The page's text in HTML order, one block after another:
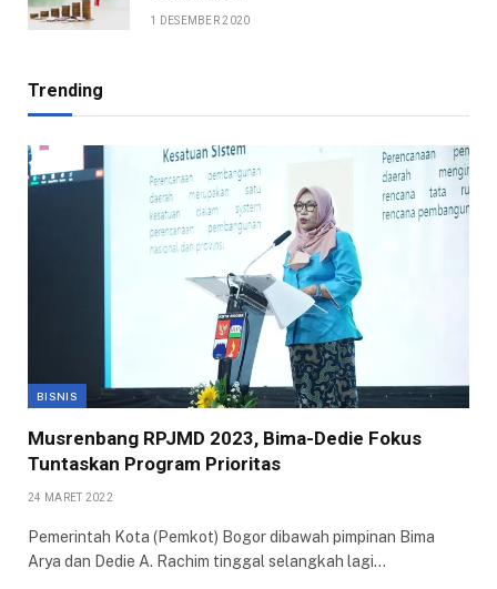
1 DESEMBER 2020
Trending
BISNIS
Musrenbang RPJMD 2023, Bima-Dedie Fokus
Tuntaskan Program Prioritas
24 MARET 2022
Pemerintah Kota (Pemkot) Bogor dibawah pimpinan Bima
Arya dan Dedie A. Rachim tinggal selangkah lagi…